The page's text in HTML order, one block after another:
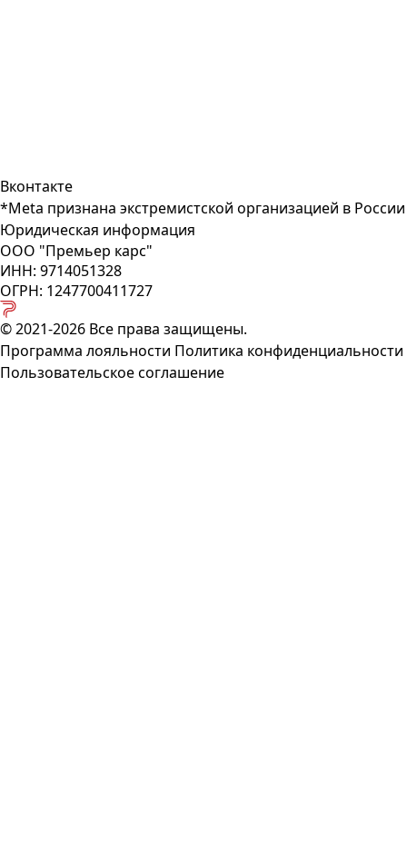
Вконтакте
*Meta признана экстремистcкой организацией в России
Юридическая информация
ООО "Премьер карс"
ИНН: 9714051328
ОГРН: 1247700411727
© 2021-2026 Все права защищены.
Программа лояльности Политика конфиденциальности
Пользовательское соглашение